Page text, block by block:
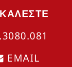
EMAIL